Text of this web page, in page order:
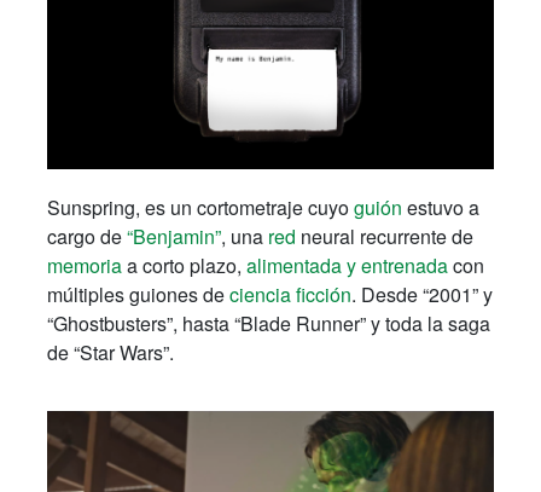
Sunspring, es un cortometraje cuyoguión estuvo a
cargo de“Benjamin”, una red neural recurrente de
memoriaa corto plazo, alimentada y entrenadacon
múltiples guiones deciencia ficción. Desde “2001” y
“Ghostbusters”, hasta “Blade Runner” y toda la saga
de “Star Wars”.